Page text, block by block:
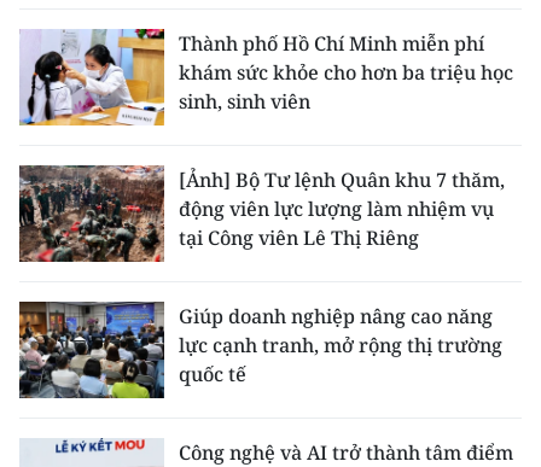
Thành phố Hồ Chí Minh miễn phí
khám sức khỏe cho hơn ba triệu học
sinh, sinh viên
[Ảnh] Bộ Tư lệnh Quân khu 7 thăm,
động viên lực lượng làm nhiệm vụ
tại Công viên Lê Thị Riêng
Giúp doanh nghiệp nâng cao năng
lực cạnh tranh, mở rộng thị trường
quốc tế
Công nghệ và AI trở thành tâm điểm